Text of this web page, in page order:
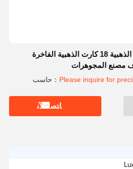
طراز مخصص قلادة الماس الذهبية 18 كارت الذهبية الفاخرة
مصنع المجوهرات
MOQ：حاسب
ﺎﺘﺼﻟ ﺍﻶﻧ